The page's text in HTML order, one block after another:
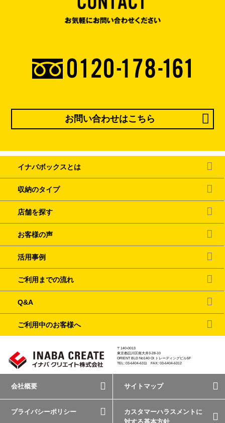
お問い合わせはこちら
イナバボックスとは
収納のタイプ
店舗を探す
お客様の声
活用事例
ご利用までの流れ
Q&A
ご利用中のお客様へ
〒140-0013
東京都品川区南大井3-28-10
ORIENT BLD No140 OI トレーディングビル5F
TEL: 03-6404-6311 FAX: 03-6404-6312
会社概要 サイトマップ
プライバシーポリシー
カスタマーハラスメントに